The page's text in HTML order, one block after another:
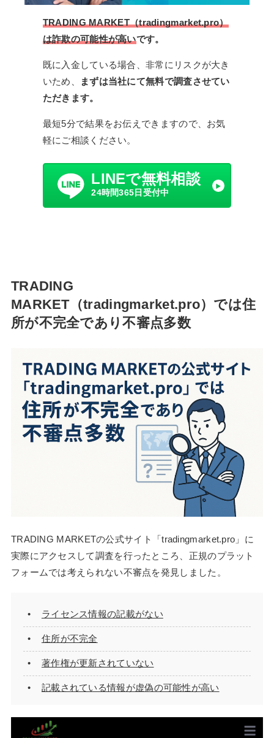
TRADING MARKET（tradingmarket.pro）
は詐欺の可能性が高いです。
既に入金している場合、非常にリスクが大き
いため、
まずは当社にて無料で調査させてい
ただきます。
最短5分で結果をお伝えできますので、お気
軽にご相談ください。
LINEで無料相談
24時間365日受付中
TRADING
MARKET（tradingmarket.pro）では住
所が不完全であり不審点多数
TRADING MARKETの公式サイト「tradingmarket.pro」に
実際にアクセスして調査を行ったところ、正規のプラット
フォームでは考えられない不審点を発見しました。
ライセンス情報の記載がない
住所が不完全
著作権が更新されていない
記載されている情報が虚偽の可能性が高い